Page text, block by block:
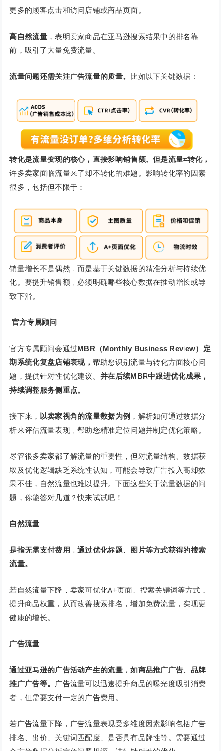
更多的顾客点击和访问店铺或商品页面。
高自然流量，表明卖家商品在亚马逊搜索结果中的排名靠
前，吸引了大量免费流量。
流量问题还需关注广告流量的质量。 比如以下关键数据：
转化是流量变现的核心，直接影响销售额。但是流量≠转化，
许多卖家面临流量来了却不转化的难题。影响转化率的因素
很多，包括但不限于：
销量增长不是偶然，而是基于关键数据的精准分析与持续优
化。要提升销售额，必须明确哪些核心数据在推动增长或导
致下滑。
官方专属顾问
官方专属顾问会通过MBR（Monthly Business Review）定
期系统化复盘店铺表现， 帮助您识别流量与转化方面核心问
题，提供针对性优化建议。并在后续MBR中跟进优化成果，
持续调整服务侧重点。
接下来， 以卖家视角的流量数据为例 ，解析如何通过数据分
析来评估流量表现，帮助您精准定位问题并制定优化策略。
尽管很多卖家都了解流量的重要性，但对流量结构、数据获
取及优化逻辑缺乏系统性认知，可能会导致广告投入高却效
果不佳，自然流量也难以提升。下面这些关于流量数据的问
题，你能答对几道？快来试试吧！
自然流量
是指无需支付费用，通过优化标题、图片等方式获得的搜索
流量。
若自然流量下降，卖家可优化A+页面、搜索关键词等方式，
提升商品权重，从而改善搜索排名，增加免费流量，实现更
健康的增长。
广告流量
通过亚马逊的广告活动产生的流量，如商品推广广告、品牌
推广广告等。
广告流量可以迅速提升商品的曝光度吸引消费
者，但需要支付一定的广告费用。
若广告流量下降，广告流量表现受多维度因素影响包括广告
排名、出价、关键词匹配度、是否具有品牌性等。需要通过